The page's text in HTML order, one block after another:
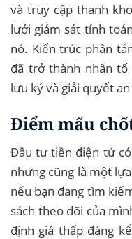
và truy cập thanh
lưới giám sát tính
nó. Kiến trúc phân
đã trở thành nhân
lưu ký và giải quyết
Điểm mấu
Đầu tư tiền điện tử
nhưng cũng là một
nếu bạn đang tìm
sách theo dõi của
định giá thấp đáng